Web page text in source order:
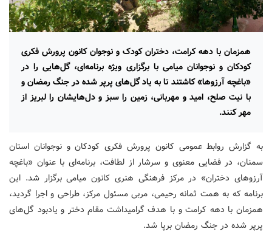
همزمان با دهه کرامت، دختران کودک و نوجوان کانون پرورش فکری
کودکان و نوجوانان میامی با برگزاری ویژه برنامه‌ای، گل‌هایی را در
«باغچه آرزوها» کاشتند تا به یاد گل‌های پرپر شده در جنگ رمضان و
با نیت صلح، امید و مهربانی، زمین را سبز و دل‌هایشان را لبریز از
مهر کنند.
به گزارش روابط عمومی کانون پرورش فکری کودکان و نوجوانان استان
سمنان، در فضایی معنوی و سرشار از لطافت، برنامه‌ای با عنوان «باغچه
آرزوهای دختران» در مرکز فرهنگی هنری کانون میامی برگزار شد. این
برنامه که به همت ثمانه رحیمی، مربی مسئول مرکز، طراحی و اجرا گردید،
همزمان با دهه کرامت و با هدف گرامیداشت مقام دختر و یادبود گل‌های
پرپر شده در جنگ رمضان برپا شد.